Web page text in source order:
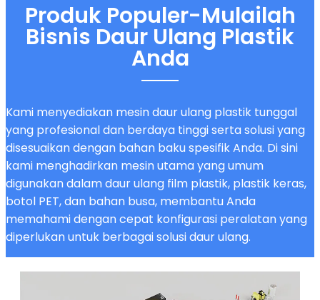
Produk Populer-Mulailah
Bisnis Daur Ulang Plastik
Anda
Kami menyediakan mesin daur ulang plastik tunggal
yang profesional dan berdaya tinggi serta solusi yang
disesuaikan dengan bahan baku spesifik Anda. Di sini
kami menghadirkan mesin utama yang umum
digunakan dalam daur ulang film plastik, plastik keras,
botol PET, dan bahan busa, membantu Anda
memahami dengan cepat konfigurasi peralatan yang
diperlukan untuk berbagai solusi daur ulang.